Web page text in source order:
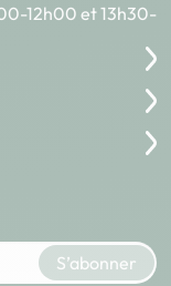
12h00 et 13h30-
S’abonner